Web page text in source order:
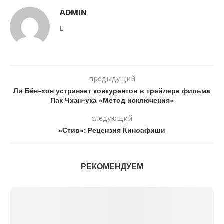
ADMIN
предыдущий
Ли Бён-хон устраняет конкурентов в трейлере фильма
Пак Чхан-ука «Метод исключения»
следующий
«Стив»: Рецензия Киноафиши
РЕКОМЕНДУЕМ